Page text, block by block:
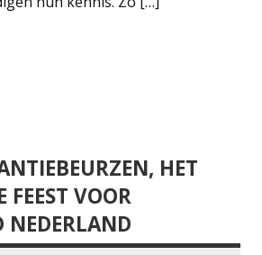
HET
FEEST VOOR
NEDERLAND